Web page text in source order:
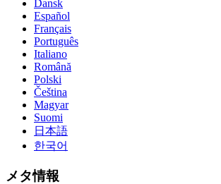
Dansk
Español
Français
Português
Italiano
Română
Polski
Čeština
Magyar
Suomi
日本語
한국어
メタ情報